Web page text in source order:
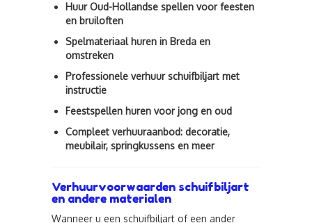
Huur Oud-Hollandse spellen voor feesten
en bruiloften
Spelmateriaal huren in Breda en
omstreken
Professionele verhuur schuifbiljart met
instructie
Feestspellen huren voor jong en oud
Compleet verhuuraanbod: decoratie,
meubilair, springkussens en meer
Verhuurvoorwaarden schuifbiljart
en andere materialen
Wanneer u een schuifbiljart of een ander